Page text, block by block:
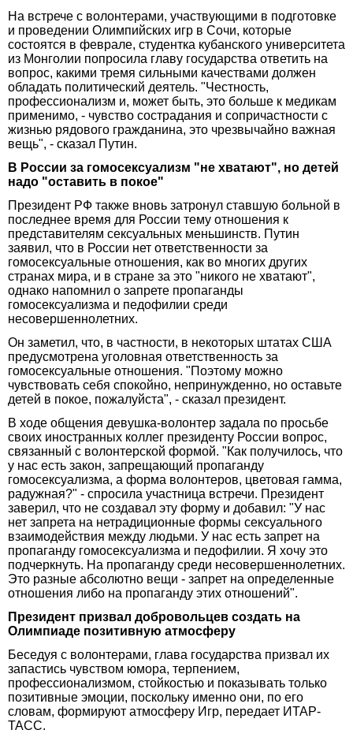
На встрече с волонтерами, участвующими в подготовке
и проведении Олимпийских игр в Сочи, которые
состоятся в феврале, студентка кубанского университета
из Монголии попросила главу государства ответить на
вопрос, какими тремя сильными качествами должен
обладать политический деятель. "Честность,
профессионализм и, может быть, это больше к медикам
применимо, - чувство сострадания и сопричастности с
жизнью рядового гражданина, это чрезвычайно важная
вещь", - сказал Путин.
В России за гомосексуализм "не хватают", но детей
надо "оставить в покое"
Президент РФ также вновь затронул ставшую больной в
последнее время для России тему отношения к
представителям сексуальных меньшинств. Путин
заявил, что в России нет ответственности за
гомосексуальные отношения, как во многих других
странах мира, и в стране за это "никого не хватают",
однако напомнил о запрете пропаганды
гомосексуализма и педофилии среди
несовершеннолетних.
Он заметил, что, в частности, в некоторых штатах США
предусмотрена уголовная ответственность за
гомосексуальные отношения. "Поэтому можно
чувствовать себя спокойно, непринужденно, но оставьте
детей в покое, пожалуйста", - сказал президент.
В ходе общения девушка-волонтер задала по просьбе
своих иностранных коллег президенту России вопрос,
связанный с волонтерской формой. "Как получилось, что
у нас есть закон, запрещающий пропаганду
гомосексуализма, а форма волонтеров, цветовая гамма,
радужная?" - спросила участница встречи. Президент
заверил, что не создавал эту форму и добавил: "У нас
нет запрета на нетрадиционные формы сексуального
взаимодействия между людьми. У нас есть запрет на
пропаганду гомосексуализма и педофилии. Я хочу это
подчеркнуть. На пропаганду среди несовершеннолетних.
Это разные абсолютно вещи - запрет на определенные
отношения либо на пропаганду этих отношений".
Президент призвал добровольцев создать на
Олимпиаде позитивную атмосферу
Беседуя с волонтерами, глава государства призвал их
запастись чувством юмора, терпением,
профессионализмом, стойкостью и показывать только
позитивные эмоции, поскольку именно они, по его
словам, формируют атмосферу Игр, передает ИТАР-
ТАСС.